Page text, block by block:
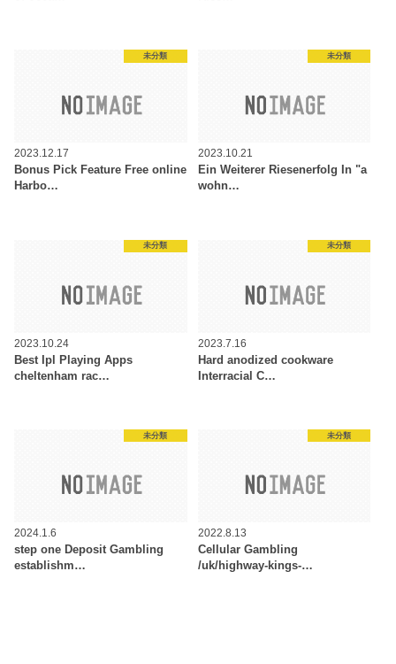
未分類
2023.12.17
Bonus Pick Feature Free online
Harbo…
未分類
2023.10.21
Ein Weiterer Riesenerfolg In "a
wohn…
未分類
2023.10.24
Best Ipl Playing Apps
cheltenham rac…
未分類
2023.7.16
Hard anodized cookware
Interracial C…
未分類
2024.1.6
step one Deposit Gambling
establishm…
未分類
2022.8.13
Cellular Gambling
/uk/highway-kings-…